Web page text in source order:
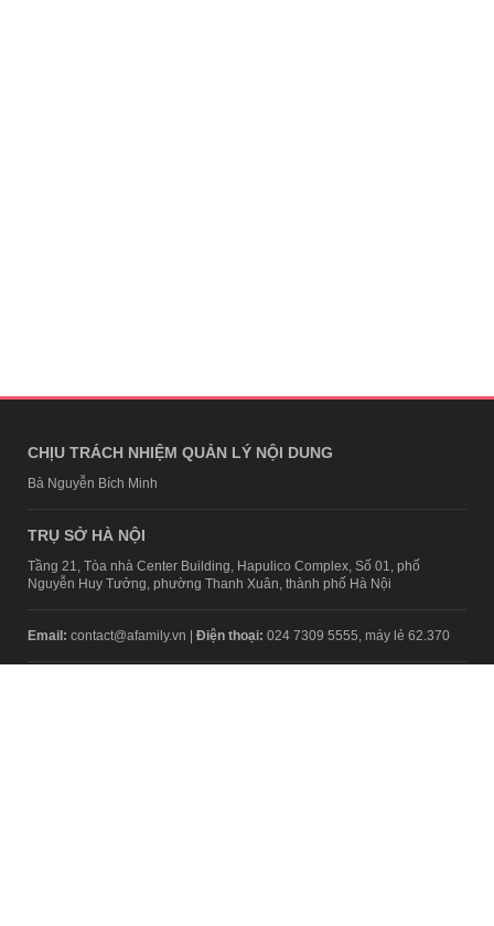
CHỊU TRÁCH NHIỆM QUẢN LÝ NỘI DUNG
Bà Nguyễn Bích Minh
TRỤ SỞ HÀ NỘI
Tầng 21, Tòa nhà Center Building, Hapulico Complex, Số 01, phố
Nguyễn Huy Tưởng, phường Thanh Xuân, thành phố Hà Nội
Email: contact@afamily.vn | Điện thoại: 024 7309 5555, máy lẻ 62.370